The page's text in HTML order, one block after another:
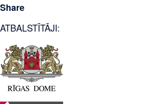
Share
ATBALSTĪTĀJI: